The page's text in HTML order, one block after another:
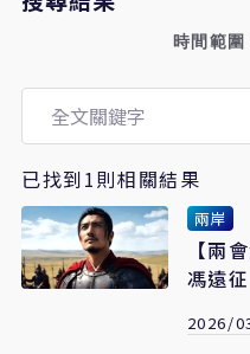
時間範圍
已找到1則相關結果
兩岸
【兩
馮遠
2026/